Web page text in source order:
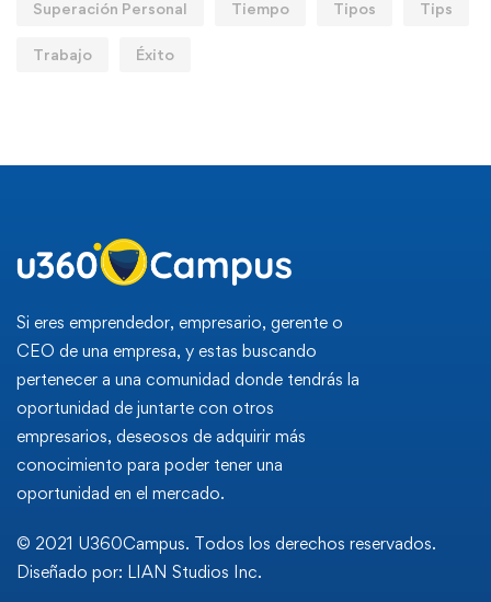
Superación Personal Tiempo Tipos Tips
Trabajo Éxito
Si eres emprendedor, empresario, gerente o
CEO de una empresa, y estas buscando
pertenecer a una comunidad donde tendrás la
oportunidad de juntarte con otros
empresarios, deseosos de adquirir más
conocimiento para poder tener una
oportunidad en el mercado.
© 2021 U360Campus. Todos los derechos reservados.
Diseñado por: LIAN Studios Inc.